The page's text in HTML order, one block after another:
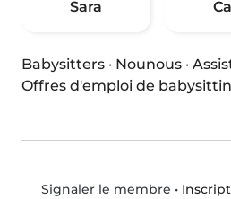
Sara
Babysitters · Nounous ·
Offres d'emploi de
Signaler le membre •